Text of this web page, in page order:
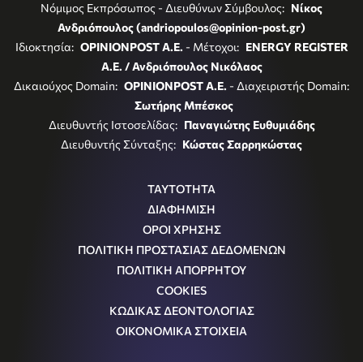
Νόμιμος Εκπρόσωπος - Διευθύνων Σύμβουλος: Νίκος
Ανδριόπουλος (andriopoulos@opinion-post.gr)
Ιδιοκτησία: OPINIONPOST A.E. - Μέτοχοι: ENERGY REGISTER
Α.Ε. / Ανδριόπουλος Νικόλαος
Δικαιούχος Domain: OPINIONPOST A.E. - Διαχειριστής Domain:
Σωτήρης Μπέσκος
Διευθυντής Ιστοσελίδας: Παναγιώτης Ευθυμιάδης
Διευθυντής Σύνταξης: Κώστας Σαρρηκώστας
ΤΑΥΤΟΤΗΤΑ
ΔΙΑΦΗΜΙΣΗ
ΟΡΟΙ ΧΡΗΣΗΣ
ΠΟΛΙΤΙΚΗ ΠΡΟΣΤΑΣΙΑΣ ΔΕΔΟΜΕΝΩΝ
ΠΟΛΙΤΙΚΗ ΑΠΟΡΡΗΤΟΥ
COOKIES
ΚΩΔΙΚΑΣ ΔΕΟΝΤΟΛΟΓΙΑΣ
ΟΙΚΟΝΟΜΙΚΑ ΣΤΟΙΧΕΙΑ